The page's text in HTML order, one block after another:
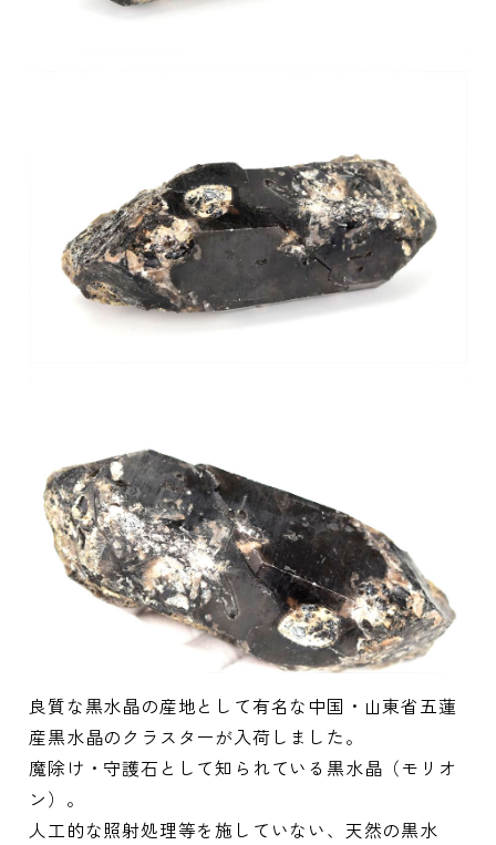
良質な黒水晶の産地として有名な中国・山東省五蓮
産黒水晶のクラスターが入荷しました。
魔除け・守護石として知られている黒水晶（モリオ
ン）。
人工的な照射処理等を施していない、天然の黒水